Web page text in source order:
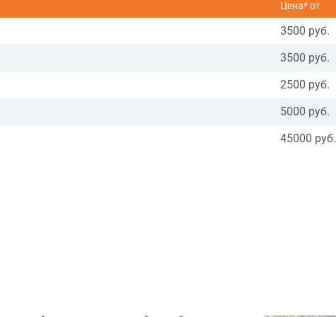
Цена* от
3500 руб.
3500 руб.
2500 руб.
5000 руб.
45000 руб.